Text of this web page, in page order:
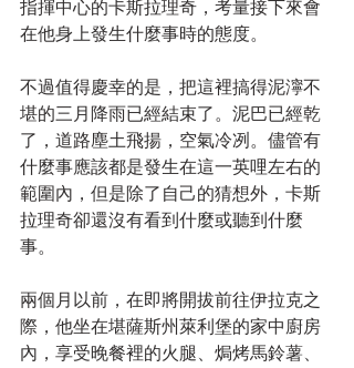
指揮中心的卡斯拉理奇，考量接下來會
在他身上發生什麼事時的態度。
不過值得慶幸的是，把這裡搞得泥濘不
堪的三月降雨已經結束了。泥巴已經乾
了，道路塵土飛揚，空氣冷冽。儘管有
什麼事應該都是發生在這一英哩左右的
範圍內，但是除了自己的猜想外，卡斯
拉理奇卻還沒有看到什麼或聽到什麼
事。
兩個月以前，在即將開拔前往伊拉克之
際，他坐在堪薩斯州萊利堡的家中廚房
內，享受晚餐裡的火腿、焗烤馬鈴薯、